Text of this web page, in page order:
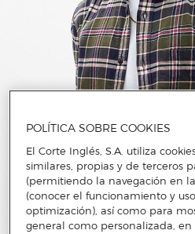
POLÍTICA SOBRE COOKIES
El Corte Inglés, S.A. utiliza
similares, propias y de terceros
(permitiendo la navegación en
(conocer el funcionamiento y
optimización), así como para
general como personalizada,